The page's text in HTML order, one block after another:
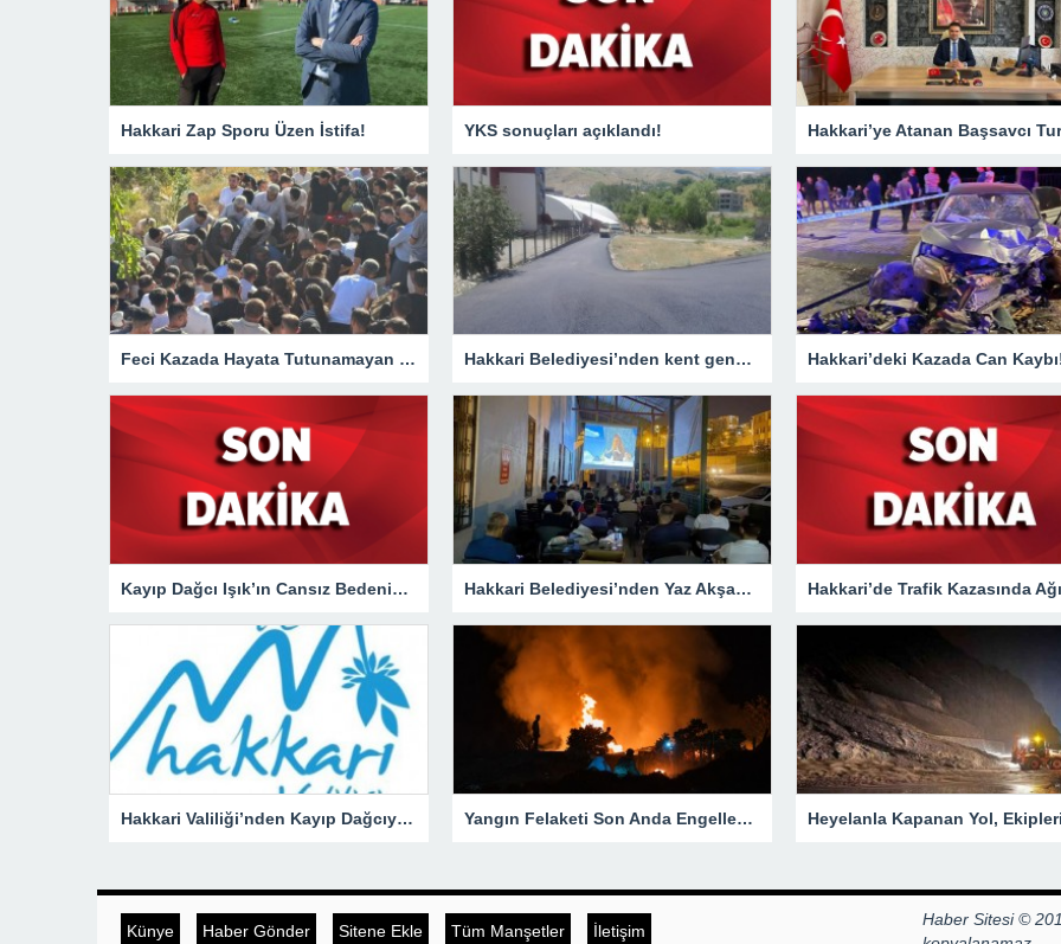
Hakkari Zap Sporu Üzen İstifa! YKS sonuçları açıklandı!
Feci Kazada Hayata Tutunamayan Ertunç Toprağa Verildi Hakkari Belediyesi’nden kent genelinde yoğun asfalt mesaisi Hakkari’deki Kazada Can
Kayıp Dağcı Işık’ın Cansız Bedenine Ulaşıldı! Hakkari Belediyesi’nden Yaz Akşamlarına Sinema Etkinliği
Hakkari Valiliği’nden Kayıp Dağcıya İlişkin Açıklama! Yangın Felaketi Son Anda Engellendi!
Künye Haber Gönder Sitene Ekle Tüm Manşetler İletişim
Haber Sitesi ©